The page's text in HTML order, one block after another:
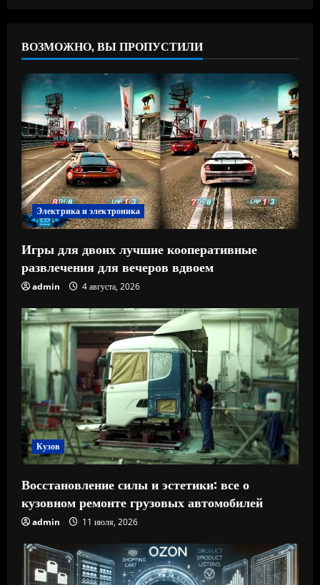
ВОЗМОЖНО, ВЫ ПРОПУСТИЛИ
Электрика и электроника
Игры для двоих лучшие кооперативные
развлечения для вечеров вдвоем
admin 4 августа, 2026
Кузов
Восстановление силы и эстетики: все о
кузовном ремонте грузовых автомобилей
admin 11 июля, 2026